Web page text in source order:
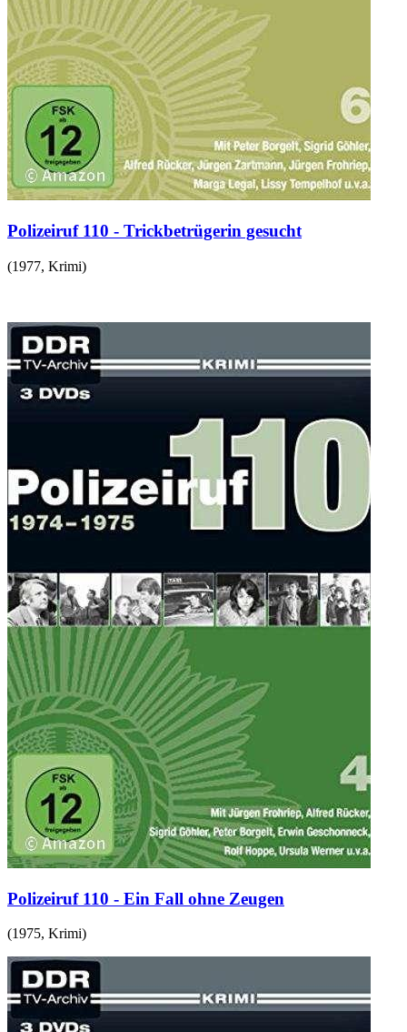
Polizeiruf 110 - Trickbetrügerin gesucht
(1977, Krimi)
Polizeiruf 110 - Ein Fall ohne Zeugen
(1975, Krimi)